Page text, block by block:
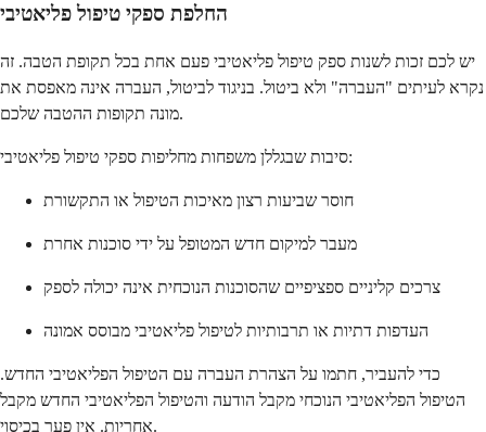
החלפת ספקי טיפול פליאטיבי
יש לכם זכות לשנות ספק טיפול פליאטיבי פעם אחת בכל תקופת הטבה. זה
נקרא לעיתים "העברה" ולא ביטול. בניגוד לביטול, העברה אינה מאפסת את
מונה תקופות ההטבה שלכם.
סיבות שבגללן משפחות מחליפות ספקי טיפול פליאטיבי:
חוסר שביעות רצון מאיכות הטיפול או התקשורת
מעבר למיקום חדש המטופל על ידי סוכנות אחרת
צרכים קליניים ספציפיים שהסוכנות הנוכחית אינה יכולה לספק
העדפות דתיות או תרבותיות לטיפול פליאטיבי מבוסס אמונה
כדי להעביר, חתמו על הצהרת העברה עם הטיפול הפליאטיבי החדש.
הטיפול הפליאטיבי הנוכחי מקבל הודעה והטיפול הפליאטיבי החדש מקבל
אחריות. אין פער בכיסוי.